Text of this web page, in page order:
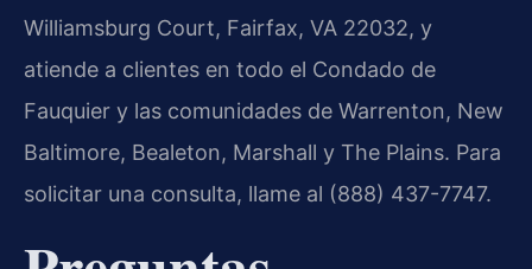
Williamsburg Court, Fairfax, VA 22032, y
atiende a clientes en todo el Condado de
Fauquier y las comunidades de Warrenton, New
Baltimore, Bealeton, Marshall y The Plains. Para
solicitar una consulta, llame al (888) 437-7747.